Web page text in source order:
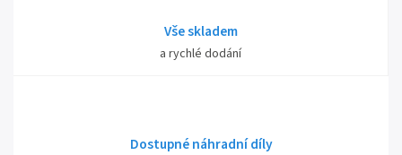
Vše skladem
a rychlé dodání
Dostupné náhradní díly